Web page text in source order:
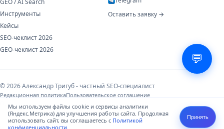
Инструменты
Кейсы
SEO-чеклист 2026
GEO-чеклист 2026
Оставить заявку →
© 2026 Александр Тригуб - частный SEO-специалист
Редакционная политикаПользовательское соглашение
Политика конфиденциальности
Информация носит справочный характер и не является публичной
Мы используем файлы cookie и сервисы аналитики
(Яндекс.Метрика) для улучшения работы сайта. Продолжая
использовать сайт, вы соглашаетесь с Политикой
конфиденциальности
Принять
💬